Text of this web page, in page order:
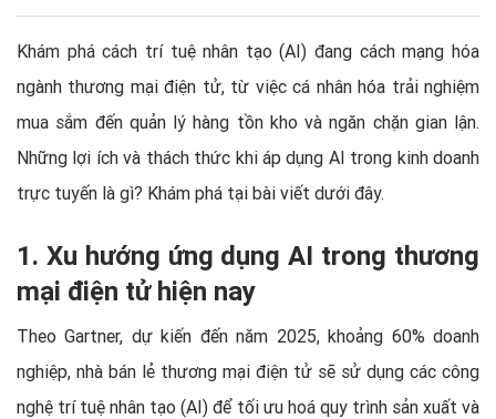
Khám phá cách trí tuệ nhân tạo (AI) đang cách mạng hóa
ngành thương mại điện tử, từ việc cá nhân hóa trải nghiệm
mua sắm đến quản lý hàng tồn kho và ngăn chặn gian lận.
Những lợi ích và thách thức khi áp dụng AI trong kinh doanh
trực tuyến là gì? Khám phá tại bài viết dưới đây.
1. Xu hướng ứng dụng AI trong thương
mại điện tử hiện nay
Theo Gartner, dự kiến đến năm 2025, khoảng 60% doanh
nghiệp, nhà bán lẻ thương mại điện tử sẽ sử dụng các công
nghệ trí tuệ nhân tạo (AI) để tối ưu hoá quy trình sản xuất và